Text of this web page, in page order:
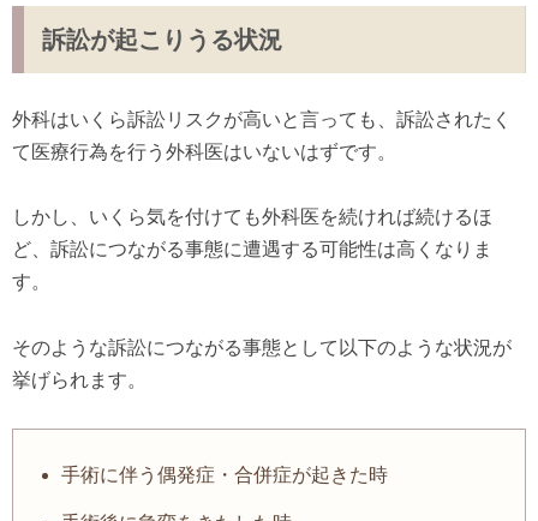
訴訟が起こりうる状況
外科はいくら訴訟リスクが高いと言っても、訴訟されたく
て医療行為を行う外科医はいないはずです。
しかし、いくら気を付けても外科医を続ければ続けるほ
ど、訴訟につながる事態に遭遇する可能性は高くなりま
す。
そのような訴訟につながる事態として以下のような状況が
挙げられます。
手術に伴う偶発症・合併症が起きた時